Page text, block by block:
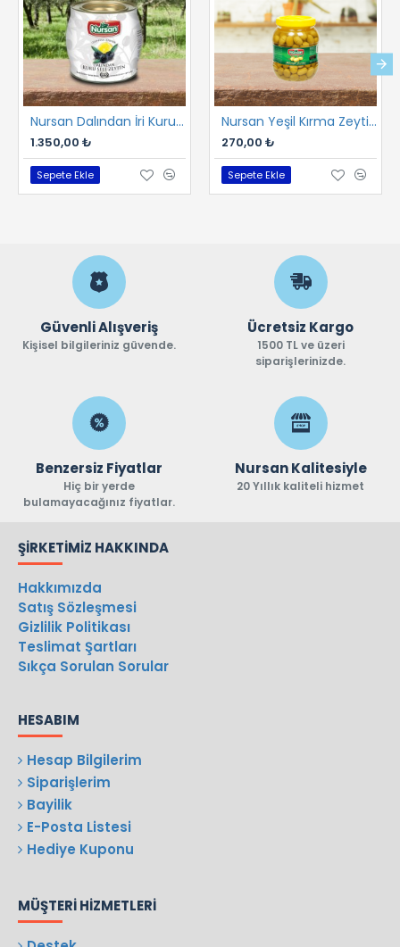
Nursan Dalından İri Kuru Gemlik Sele 2 kg
1.350,00 ₺
Sepete Ekle
Nursan Yeşil Kırma Zeytin 1 kg
270,00 ₺
Sepete Ekle
Güvenli Alışveriş
Kişisel bilgileriniz güvende.
Ücretsiz Kargo
1500 TL ve üzeri
siparişlerinizde.
Benzersiz Fiyatlar
Hiç bir yerde
bulamayacağınız fiyatlar.
Nursan Kalitesiyle
20 Yıllık kaliteli hizmet
ŞIRKETIMIZ HAKKINDA
Hakkımızda
Satış Sözleşmesi
Gizlilik Politikası
Teslimat Şartları
Sıkça Sorulan Sorular
HESABIM
Hesap Bilgilerim
Siparişlerim
Bayilik
E-Posta Listesi
Hediye Kuponu
MÜŞTERI HIZMETLERI